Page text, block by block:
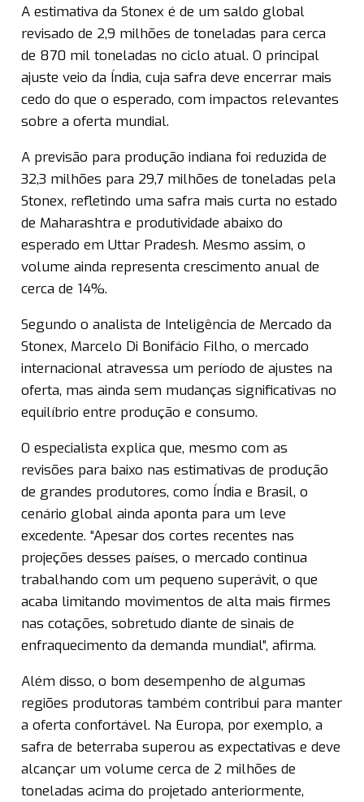
A estimativa da Stonex é de um saldo global
revisado de 2,9 milhões de toneladas para cerca
de 870 mil toneladas no ciclo atual. O principal
ajuste veio da Índia, cuja safra deve encerrar mais
cedo do que o esperado, com impactos relevantes
sobre a oferta mundial.
A previsão para produção indiana foi reduzida de
32,3 milhões para 29,7 milhões de toneladas pela
Stonex, refletindo uma safra mais curta no estado
de Maharashtra e produtividade abaixo do
esperado em Uttar Pradesh. Mesmo assim, o
volume ainda representa crescimento anual de
cerca de 14%.
Segundo o analista de Inteligência de Mercado da
Stonex, Marcelo Di Bonifácio Filho, o mercado
internacional atravessa um período de ajustes na
oferta, mas ainda sem mudanças significativas no
equilíbrio entre produção e consumo.
O especialista explica que, mesmo com as
revisões para baixo nas estimativas de produção
de grandes produtores, como Índia e Brasil, o
cenário global ainda aponta para um leve
excedente. “Apesar dos cortes recentes nas
projeções desses países, o mercado continua
trabalhando com um pequeno superávit, o que
acaba limitando movimentos de alta mais firmes
nas cotações, sobretudo diante de sinais de
enfraquecimento da demanda mundial”, afirma.
Além disso, o bom desempenho de algumas
regiões produtoras também contribui para manter
a oferta confortável. Na Europa, por exemplo, a
safra de beterraba superou as expectativas e deve
alcançar um volume cerca de 2 milhões de
toneladas acima do projetado anteriormente,